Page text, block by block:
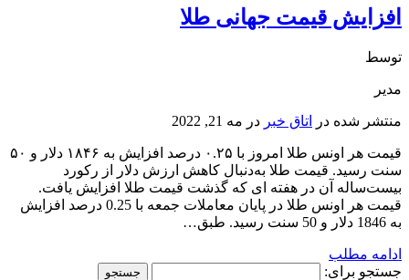
افزایش قیمت جهانی طلا
توسط
مدیر
منتشر شده در اتاق خبر در مه 21, 2022
قیمت هر اونس طلا امروز با ۰.۲۵ درصد افزایش به ۱۸۴۶ دلار و ۵۰
سنت رسید. قیمت طلا به‌دنبال کاهش ارزش دلار از رکورد
بیست‌ساله آن در هفته ای که گذشت قیمت طلا افزایش یافت.
قیمت هر اونس طلا در پایان معاملات جمعه با 0.25 درصد افزایش
به 1846 دلار و 50 سنت رسید. طبق…
ادامه مطلب
جستجو برای: